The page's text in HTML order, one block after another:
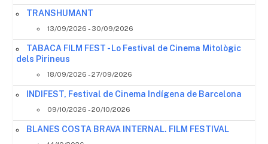
TRANSHUMANT
13/09/2026 - 30/09/2026
TABACA FILM FEST - Lo Festival de Cinema Mitològic
dels Pirineus
18/09/2026 - 27/09/2026
INDIFEST, Festival de Cinema Indígena de Barcelona
09/10/2026 - 20/10/2026
BLANES COSTA BRAVA INTERNAL. FILM FESTIVAL